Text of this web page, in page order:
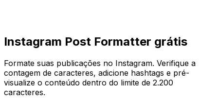
Instagram Post Formatter grátis
Formate suas publicações no Instagram. Verifique a
contagem de caracteres, adicione hashtags e pré-
visualize o conteúdo dentro do limite de 2.200
caracteres.